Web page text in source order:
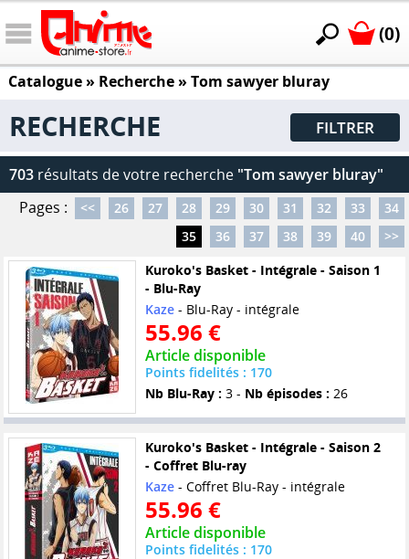
(0)
Catalogue» Recherche » Tom sawyer bluray
RECHERCHE FILTRER
703 résultats de votre recherche "Tom sawyer bluray"
Pages :
<< 26 27 28 29 30 31 32 33
34
35
36 37 38 39 40
>>
Kuroko's Basket - Intégrale - Saison 1
- Blu-Ray
Kaze- Blu-Ray - intégrale
55.96 €
Article disponible
Points fidelités : 170
Nb Blu-Ray : 3 - Nb épisodes : 26
Kuroko's Basket - Intégrale - Saison 2
- Coffret Blu-ray
Kaze- Coffret Blu-Ray - intégrale
55.96 €
Article disponible
Points fidelités : 170